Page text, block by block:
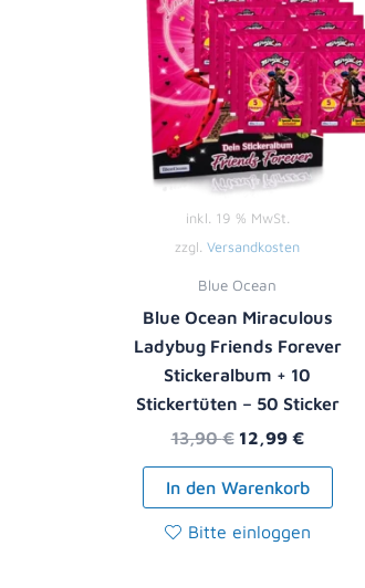
inkl. 19 % MwSt.
zzgl. Versandkosten
Blue Ocean
Blue Ocean Miraculous
Ladybug Friends Forever
Stickeralbum + 10
Stickertüten – 50 Sticker
13,90€ 12,99 €
In den Warenkorb
Bitte einloggen